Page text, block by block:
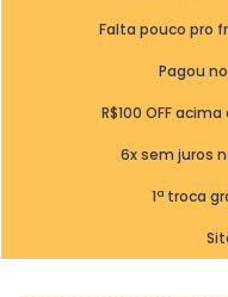
Falta pouco pro
Pagou no
R$100 OFF acima
6x sem juros
1ª troca